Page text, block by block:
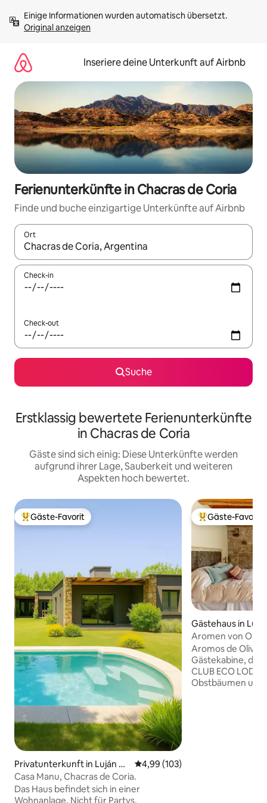
Inhalten
springenOriginal anzeigen
Inseriere deine Unterkunft auf Airbnb
Ferienunterkünfte in Chacras de Coria
Finde und buche einzigartige Unterkünfte auf Airbnb
Ort
Wenn Ergebnisse verfügbar sind, navigiere mit den
Check-in
Check-out
Suche
Erstklassig bewertete Ferienunterkünfte
in Chacras de Coria
Gäste sind sich einig: Diese Unterkünfte werden
aufgrund ihrer Lage, Sauberkeit und weiteren
Aspekten hoch bewertet.
Beliebter Gäste-Favorit.
Gäste-Favorit
Privatunterkunft in Luján de
Cuyo
Durchschnittliche Bewertung:
4,99 (103)
Casa Manu, Chacras de Coria.
Das Haus befindet sich in einer
Wohnanlage. Nicht für Partys,
Beliebter Gäste-
Gäste-Favorit
Gästehaus in
Aromen von
Chacras de Coria
Aromos de
Gästekabine, die
CLUB ECO
Obstbäumen und